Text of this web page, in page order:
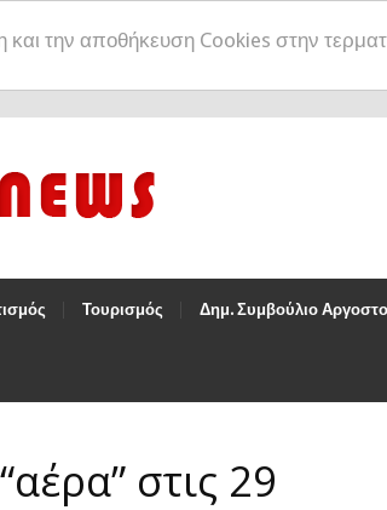
την αποθήκευση Cookies στην
Τουρισμός Δημ. Συμβούλιο
στις 29